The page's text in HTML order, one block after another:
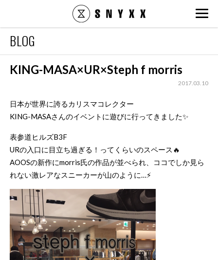
BLOG
KING-MASA×UR×Steph f morris
2017.03.10
日本が世界に誇るカリスマコレクター
KING-MASAさんのイベントに遊びに行ってきました✨
表参道ヒルズB3F
URの入口に目立ち過ぎる！ってくらいのスペース🔥
AOOSの新作にmorris氏の作品が並べられ、ココでしか見ら
れない激レアなスニーカーが山のように…⚡️